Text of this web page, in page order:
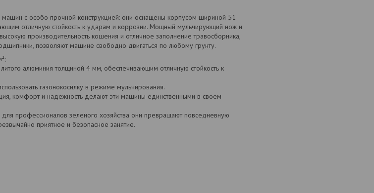
с особо прочной конструкцией: они оснащены корпусом шириной 51
отличную стойкость к ударам и коррозии. Мощный мульчирующий нож и
производительность кошения и отличное заполнение травосборника,
позволяют машине свободно двигаться по любому грунту.
алюминия толщиной 4 мм, обеспечивающим отличную стойкость к
газонокосилку в режиме мульчирования.
комфорт и надежность делают эти машины единственными в своем
профессионалов зеленого хозяйства они превращают повседневную
приятное и безопасное занятие.